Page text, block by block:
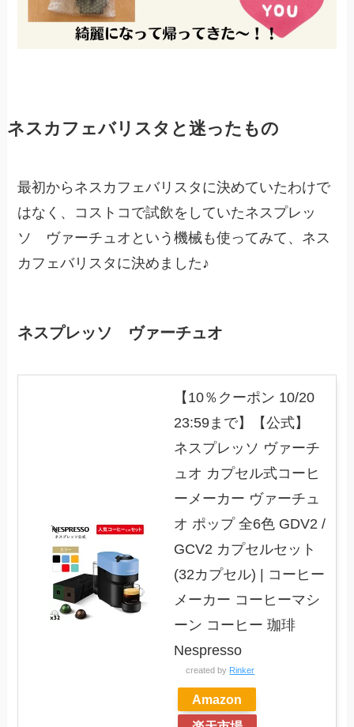
ネスカフェバリスタと迷ったもの
最初からネスカフェバリスタに決めていたわけで
はなく、コストコで試飲をしていたネスプレッ
ソ ヴァーチュオという機械も使ってみて、ネス
カフェバリスタに決めました♪
ネスプレッソ ヴァーチュオ
【10％クーポン 10/20
23:59まで】【公式】
ネスプレッソ ヴァーチ
ュオ カプセル式コーヒ
ーメーカー ヴァーチュ
オ ポップ 全6色 GDV2 /
GCV2 カプセルセット
(32カプセル) | コーヒー
メーカー コーヒーマシ
ーン コーヒー 珈琲
Nespresso
created by Rinker
Amazon